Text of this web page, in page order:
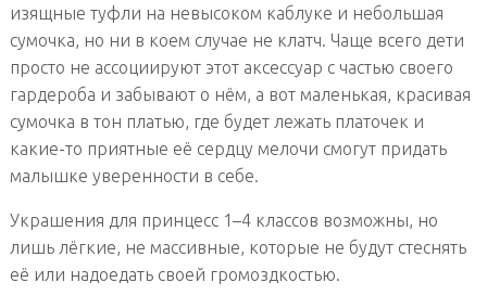
изящные туфли на невысоком каблуке и небольшая
сумочка, но ни в коем случае не клатч. Чаще всего дети
просто не ассоциируют этот аксессуар с частью своего
гардероба и забывают о нём, а вот маленькая, красивая
сумочка в тон платью, где будет лежать платочек и
какие-то приятные её сердцу мелочи смогут придать
малышке уверенности в себе.
Украшения для принцесс 1–4 классов возможны, но
лишь лёгкие, не массивные, которые не будут стеснять
её или надоедать своей громоздкостью.